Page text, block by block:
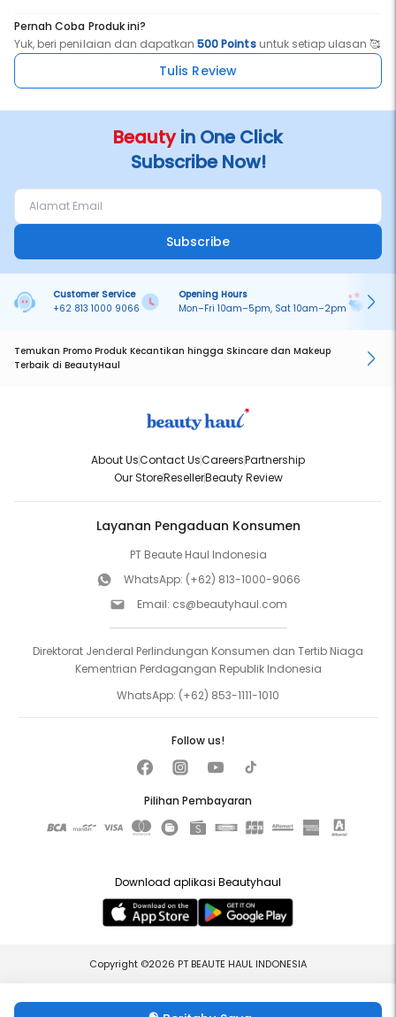
Pernah Coba Produk ini?
Yuk, beri penilaian dan dapatkan500 Pointsuntuk setiap ulasan 🥰
Tulis Review
Beautyin One Click
Subscribe Now!
Subscribe
Customer Service
+62 813 1000 9066
Opening Hours
Mon–Fri 10am–5pm, Sat 10am–2pm
Temukan Promo Produk Kecantikan hingga Skincare dan Makeup
Terbaik di BeautyHaul
About UsContact UsCareersPartnership
Our StoreResellerBeauty Review
Layanan Pengaduan Konsumen
PT Beaute Haul Indonesia
WhatsApp: (+62) 813-1000-9066
Email: cs@beautyhaul.com
Direktorat Jenderal Perlindungan Konsumen dan Tertib Niaga
Kementrian Perdagangan Republik Indonesia
WhatsApp: (+62) 853-1111-1010
Pilihan Pembayaran
Follow us!
Download aplikasi Beautyhaul
Copyright ©2026 PT BEAUTE HAUL INDONESIA